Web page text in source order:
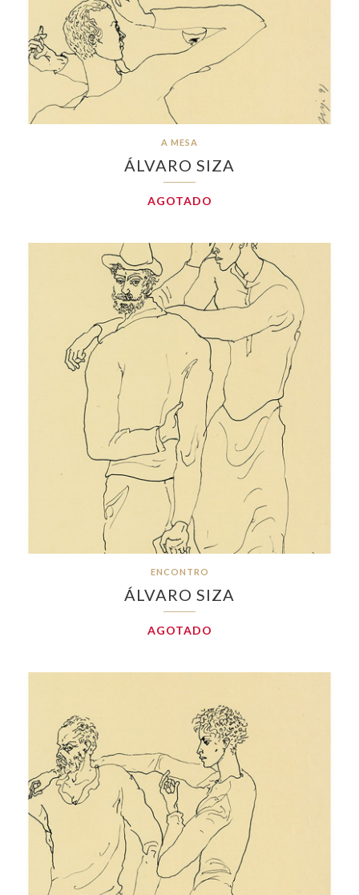
A MESA
ÁLVARO SIZA
AGOTADO
ENCONTRO
ÁLVARO SIZA
AGOTADO